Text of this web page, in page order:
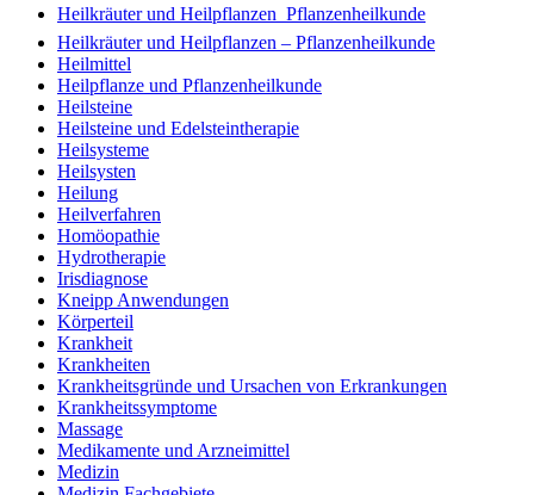
Heilkräuter und Heilpflanzen  Pflanzenheilkunde
Heilkräuter und Heilpflanzen – Pflanzenheilkunde
Heilmittel
Heilpflanze und Pflanzenheilkunde
Heilsteine
Heilsteine und Edelsteintherapie
Heilsysteme
Heilsysten
Heilung
Heilverfahren
Homöopathie
Hydrotherapie
Irisdiagnose
Kneipp Anwendungen
Körperteil
Krankheit
Krankheiten
Krankheitsgründe und Ursachen von Erkrankungen
Krankheitssymptome
Massage
Medikamente und Arzneimittel
Medizin